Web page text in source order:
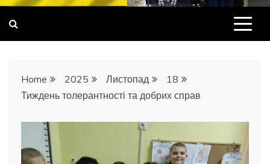
Home 2025 Листопад
18
Тиждень толерантності та добрих справ